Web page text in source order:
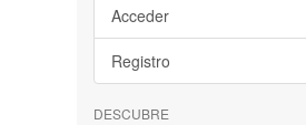
Acceder
Registro
DESCUBRE